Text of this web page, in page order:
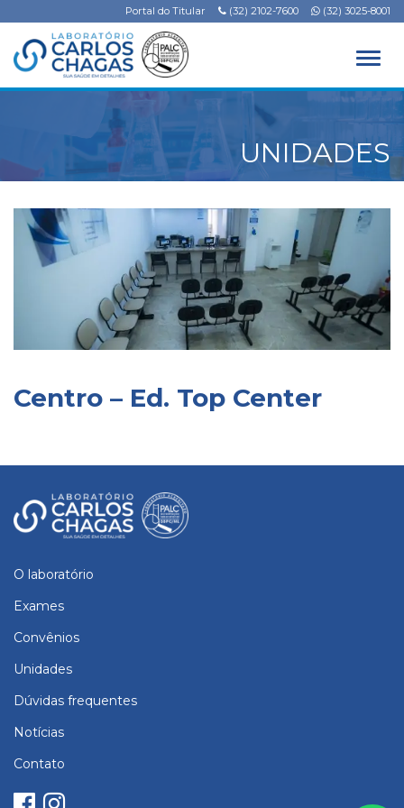
Portal do Titular (32) 2102-7600 (32) 3025-8001
UNIDADES
Centro – Ed. Top Center
O laboratório
Exames
Convênios
Unidades
Dúvidas frequentes
Notícias
Contato